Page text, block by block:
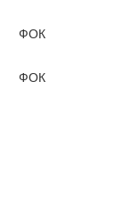
ФОК
ФОК